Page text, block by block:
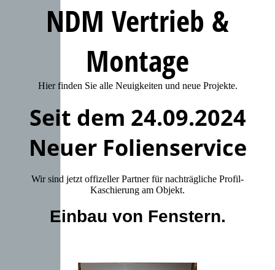
NDM Vertrieb &
Montage
Hier finden Sie alle Neuigkeiten und neue Projekte.
Seit dem 24.09.2024
Neuer Folienservice
Wir sind jetzt offizeller Partner für nachträgliche Profil-
Kaschierung am Objekt.
Einbau von Fenstern.